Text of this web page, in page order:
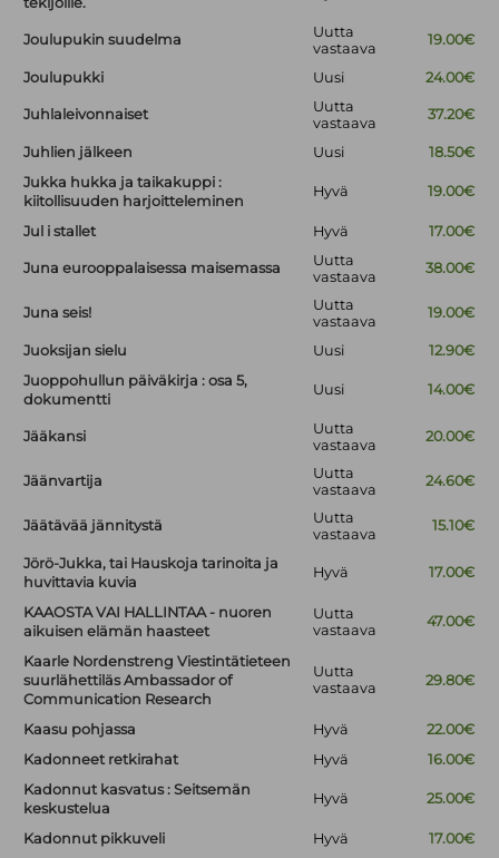
Joulupukin suudelma
Uutta
vastaava
19.00€
Joulupukki Uusi 24.00€
Juhlaleivonnaiset
Uutta
vastaava
37.20€
Juhlien jälkeen Uusi
18.50€
Jukka hukka ja taikakuppi :
kiitollisuuden harjoitteleminen
Hyvä 19.00€
Jul i stallet Hyvä 17.00€
Juna eurooppalaisessa maisemassa
Uutta
vastaava
38.00€
Juna seis!
Uutta
vastaava
19.00€
Juoksijan sielu Uusi
12.90€
Juoppohullun päiväkirja : osa 5,
dokumentti
Uusi 14.00€
Jääkansi
Uutta
vastaava
20.00€
Jäänvartija
Uutta
vastaava
24.60€
Jäätävää jännitystä
Uutta
vastaava
15.10€
Jörö-Jukka, tai Hauskoja tarinoita ja
huvittavia kuvia
Hyvä 17.00€
KAAOSTA VAI HALLINTAA - nuoren
aikuisen elämän haasteet
Uutta
vastaava
47.00€
Kaarle Nordenstreng Viestintätieteen
suurlähettiläs Ambassador of
Communication Research
Uutta
vastaava
29.80€
Kaasu pohjassa Hyvä
22.00€
Kadonneet retkirahat
Hyvä
16.00€
Kadonnut kasvatus : Seitsemän
keskustelua
Hyvä 25.00€
Kadonnut pikkuveli Hyvä 17.00€